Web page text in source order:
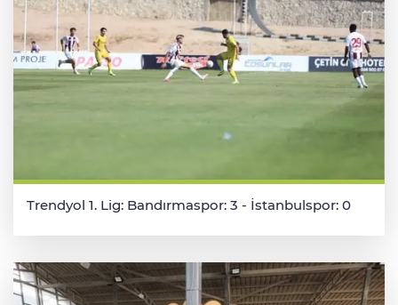
Trendyol 1. Lig: Bandırmaspor: 3 - İstanbulspor: 0